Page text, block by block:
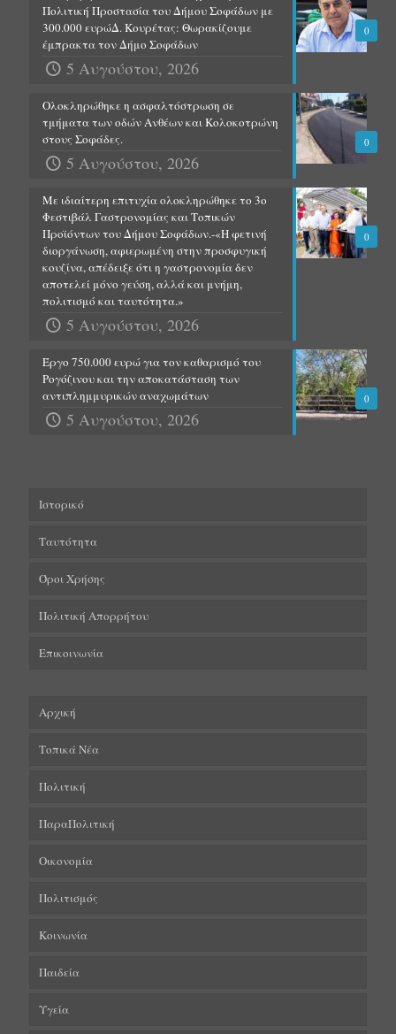
0
Πολιτική Προστασία του Δήμου Σοφάδων με
300.000 ευρώΔ. Κουρέτας: Θωρακίζουμε
έμπρακτα τον Δήμο Σοφάδων
5 Αυγούστου, 2026
0
Ολοκληρώθηκε η ασφαλτόστρωση σε
τμήματα των οδών Ανθέων και Κολοκοτρώνη
στους Σοφάδες.
5 Αυγούστου, 2026
0
Με ιδιαίτερη επιτυχία ολοκληρώθηκε το 3ο
Φεστιβάλ Γαστρονομίας και Τοπικών
Προϊόντων του Δήμου Σοφάδων.-«Η φετινή
διοργάνωση, αφιερωμένη στην προσφυγική
κουζίνα, απέδειξε ότι η γαστρονομία δεν
αποτελεί μόνο γεύση, αλλά και μνήμη,
πολιτισμό και ταυτότητα.»
5 Αυγούστου, 2026
0
Έργο 750.000 ευρώ για τον καθαρισμό του
Ρογόζινου και την αποκατάσταση των
αντιπλημμυρικών αναχωμάτων
5 Αυγούστου, 2026
Ιστορικό
Ταυτότητα
Όροι Χρήσης
Πολιτική Απορρήτου
Επικοινωνία
Αρχική
Τοπικά Νέα
Πολιτική
ΠαραΠολιτική
Οικονομία
Πολιτισμός
Κοινωνία
Παιδεία
Υγεία